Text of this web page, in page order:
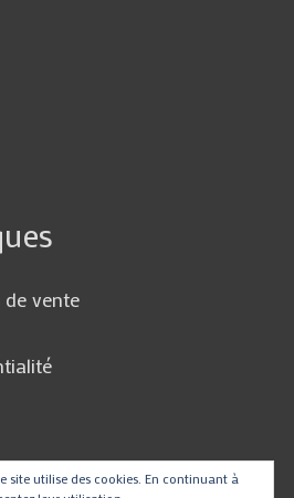
de vente
site utilise des cookies. En continuant à